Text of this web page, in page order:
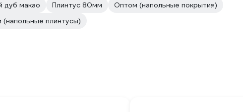
дуб макао Плинтус 80мм
Оптом (напольные покрытия)
плинтусы)